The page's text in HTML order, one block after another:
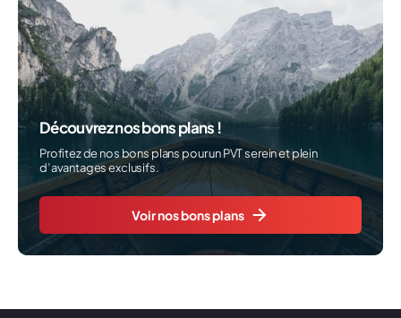
Découvrez nos bons plans !
Profitez de nos bons plans pour un PVT serein et plein
d’avantages exclusifs.
Voir nos bons plans